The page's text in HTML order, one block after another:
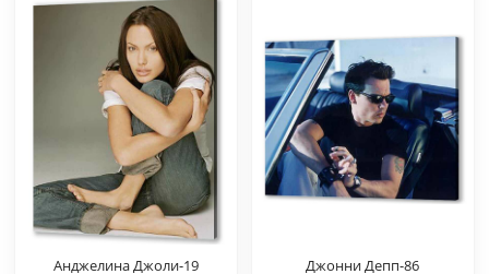
Анджелина Джоли-19 Джонни Депп-86